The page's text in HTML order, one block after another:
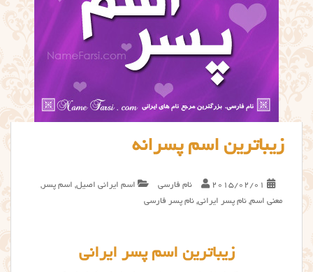
t
زیباترین اسم پسرانه
2015/02/01 نام فارسی اسم ایرانی اصیل, اسم پسر ,
معنی اسم, نام پسر ایرانی, نام پسر فارسی
زیباترین اسم پسر ایرانی